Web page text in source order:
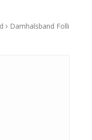
Damhalsband Folli